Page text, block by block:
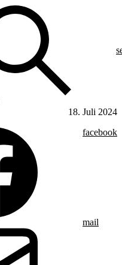
18. Juli 2024
facebook
mail